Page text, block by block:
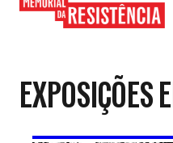
EXPOSIÇÕES